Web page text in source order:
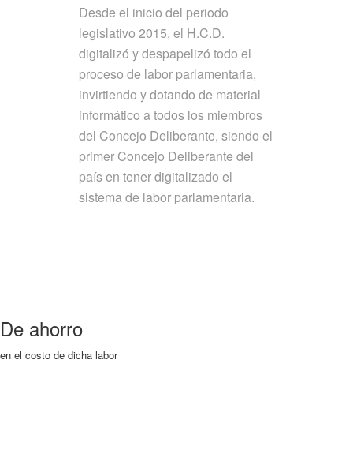
Desde el inicio del periodo
legislativo 2015, el H.C.D.
digitalizó y despapelizó todo el
proceso de labor parlamentaria,
invirtiendo y dotando de material
informático a todos los miembros
del Concejo Deliberante, siendo el
primer Concejo Deliberante del
país en tener digitalizado el
sistema de labor parlamentaria.
De ahorro
en el costo de dicha labor